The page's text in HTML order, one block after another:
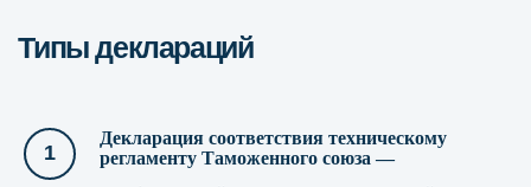
Декларация соответствия техническому
регламенту Таможенного союза —